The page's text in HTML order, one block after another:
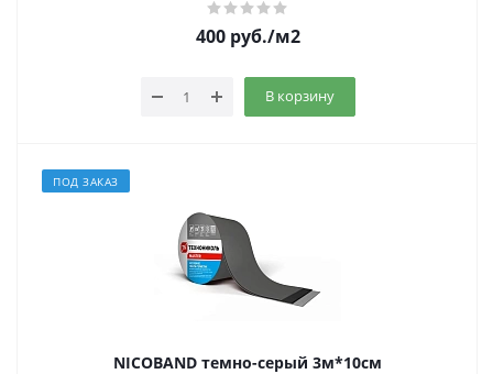
400руб./м2
В корзину
ПОД ЗАКАЗ
NICOBAND темно-серый 3м*10см